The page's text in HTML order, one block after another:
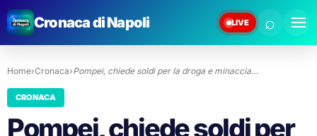
Cronaca di Napoli LIVE ⌕
Home›Cronaca›Pompei, chiede soldi per la droga e minaccia…
CRONACA
Pompei, chiede soldi per